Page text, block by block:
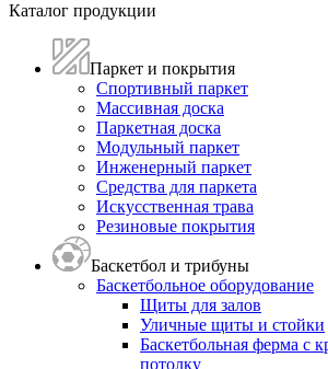
Каталог продукции
Паркет и покрытия
Спортивный паркет
Массивная доска
Паркетная доска
Модульный паркет
Инженерный паркет
Средства для паркета
Искусственная трава
Резиновые покрытия
Баскетбол и трибуны
Баскетбольное оборудование
Щиты для залов
Уличные щиты и стойки
Баскетбольная ферма с
потолку